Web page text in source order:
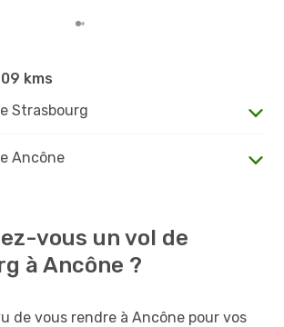
kms
Strasbourg
Ancône
vous un vol de
à Ancône ?
de vous rendre à Ancône pour vos